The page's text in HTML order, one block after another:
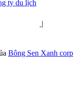
ty du lịch
|
Bông Sen Xanh corp